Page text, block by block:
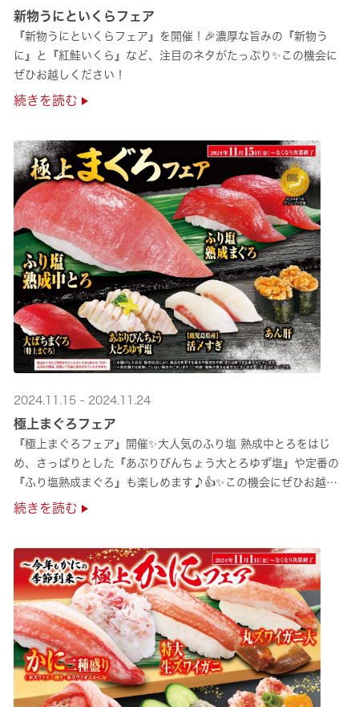
新物うにといくらフェア
『新物うにといくらフェア』を開催！🎉濃厚な旨みの『新物う
に』と『紅鮭いくら』など、注目のネタがたっぷり✨この機会に
ぜひお越しください！
続きを読む
2024.11.15 - 2024.11.24
極上まぐろフェア
『極上まぐろフェア』開催✨大人気のふり塩 熟成中とろをはじ
め、さっぱりとした『あぶりびんちょう大とろゆず塩』や定番の
『ふり塩熟成まぐろ』も楽しめます♪👍✨この機会にぜひお越し
ください！✨
続きを読む